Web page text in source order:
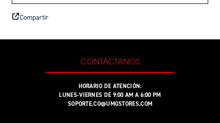
Compartir
CONTÁCTANOS
HORARIO DE ATENCIÓN:
LUNES-VIERNES DE 9:00 AM A 6:00 PM
SOPORTE.CO@UMGSTORES.COM